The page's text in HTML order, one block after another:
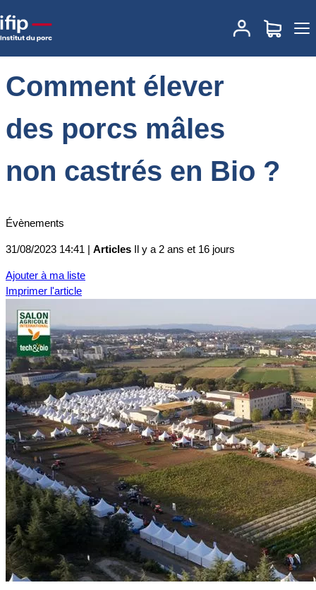
Accueil
Comment élever des porcs mâles
non castrés en Bio ?
Comment élever
des porcs mâles
non castrés en Bio ?
Évènements
31/08/2023 14:41 | Articles Il y a 2 ans et 16 jours
Ajouter à ma liste
Imprimer l'article